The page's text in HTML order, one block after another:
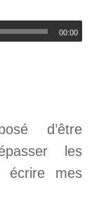
00:00
d’être
les
écrire mes